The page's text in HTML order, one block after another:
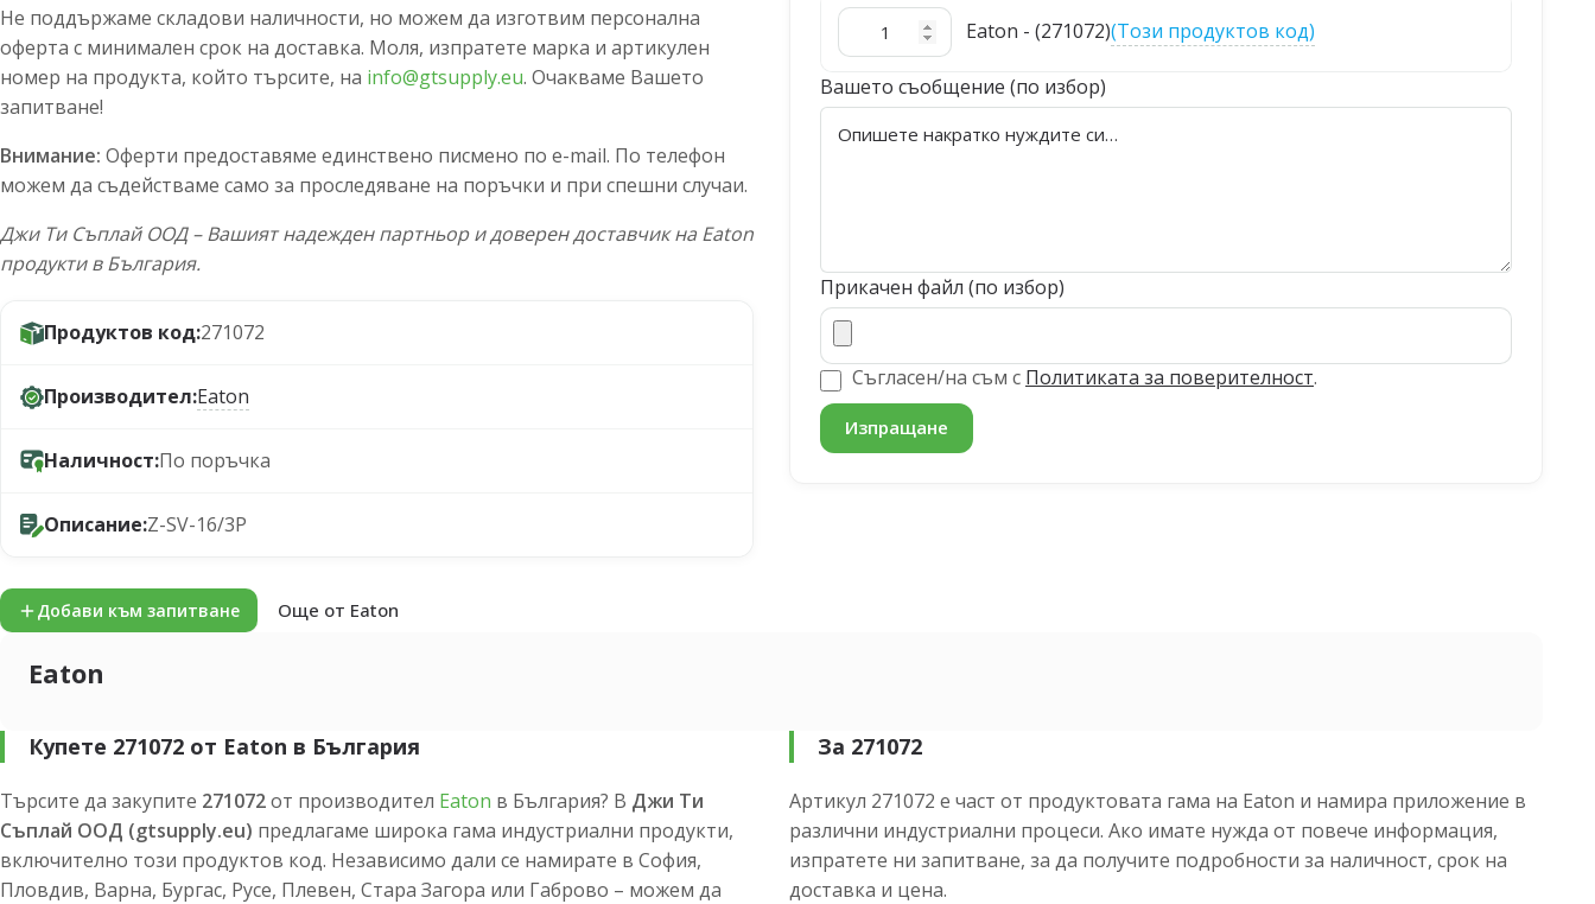
Не поддържаме складови наличности, но можем да изготвим персонална
оферта с минимален срок на доставка. Моля, изпратете марка и артикулен
номер на продукта, който търсите, на info@gtsupply.eu. Очакваме Вашето
запитване!
Внимание: Оферти предоставяме единствено писмено по e-mail. По телефон
можем да съдействаме само за проследяване на поръчки и при спешни случаи.
Джи Ти Съплай ООД – Вашият надежден партньор и доверен доставчик на Eaton
продукти в България.
Продуктов код:271072
Производител:Eaton
Наличност:По поръчка
Описание:Z-SV-16/3P
Добави към запитване Още от Eaton
Eaton - (271072)(Този продуктов код)
Вашето съобщение (по избор)
Прикачен файл (по избор)
Съгласен/на съм с Политиката за поверителност.
Eaton
Купете 271072 от Eaton в България
Търсите да закупите 271072от производител Eaton в България? В Джи Ти
Съплай ООД (gtsupply.eu) предлагаме широка гама индустриални продукти,
включително този продуктов код. Независимо дали се намирате в София,
Пловдив, Варна, Бургас, Русе, Плевен, Стара Загора или Габрово – можем да
За 271072
Артикул 271072 е част от продуктовата гама на Eaton и намира приложение в
различни индустриални процеси. Ако имате нужда от повече информация,
изпратете ни запитване, за да получите подробности за наличност, срок на
доставка и цена.